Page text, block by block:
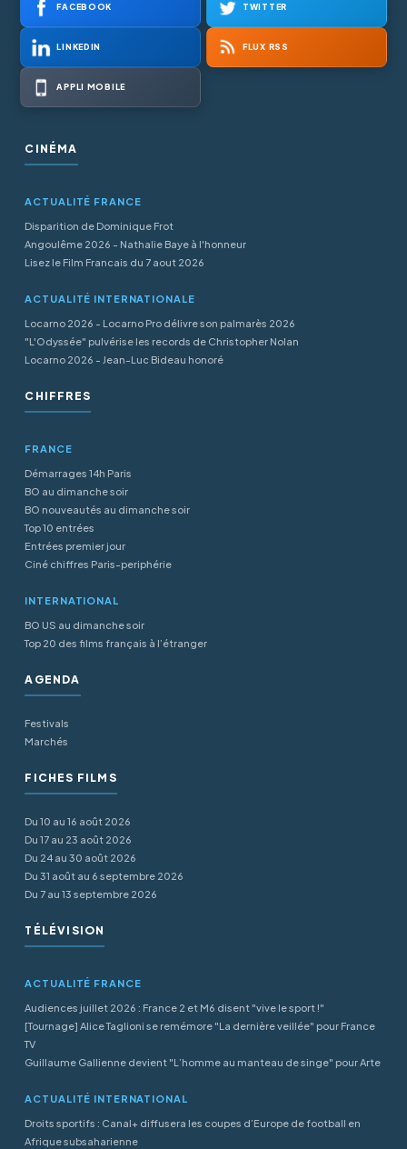
FACEBOOK TWITTER
LINKEDIN FLUX RSS
APPLI MOBILE
CINÉMA
ACTUALITÉ FRANCE
Disparition de Dominique Frot
Angoulême 2026 - Nathalie Baye à l'honneur
Lisez le Film Francais du 7 aout 2026
ACTUALITÉ INTERNATIONALE
Locarno 2026 - Locarno Pro délivre son palmarès 2026
"L'Odyssée" pulvérise les records de Christopher Nolan
Locarno 2026 - Jean-Luc Bideau honoré
CHIFFRES
FRANCE
Démarrages 14h Paris
BO au dimanche soir
BO nouveautés au dimanche soir
Top 10 entrées
Entrées premier jour
Ciné chiffres Paris-periphérie
INTERNATIONAL
BO US au dimanche soir
Top 20 des films français à l’étranger
AGENDA
Festivals
Marchés
FICHES FILMS
Du 10 au 16 août 2026
Du 17 au 23 août 2026
Du 24 au 30 août 2026
Du 31 août au 6 septembre 2026
Du 7 au 13 septembre 2026
TÉLÉVISION
ACTUALITÉ FRANCE
Audiences juillet 2026 : France 2 et M6 disent "vive le sport !"
[Tournage] Alice Taglioni se remémore "La dernière veillée" pour France
TV
Guillaume Gallienne devient "L’homme au manteau de singe" pour Arte
ACTUALITÉ INTERNATIONAL
Droits sportifs : Canal+ diffusera les coupes d’Europe de football en
Afrique subsaharienne